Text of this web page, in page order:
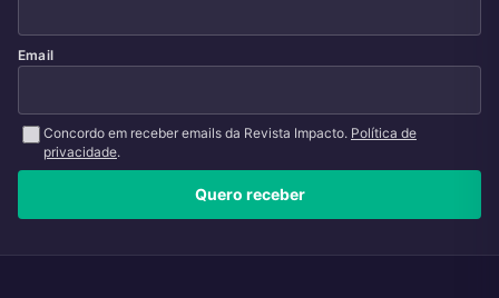
Email
Concordo em receber emails da Revista Impacto. Política de
privacidade.
Quero receber